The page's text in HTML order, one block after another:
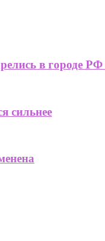
в городе
сильнее